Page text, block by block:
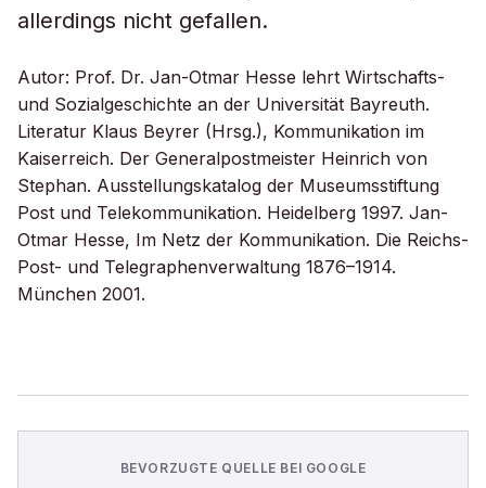
allerdings nicht gefallen.
Autor: Prof. Dr. Jan-Otmar Hesse lehrt Wirtschafts-
und Sozialgeschichte an der Universität Bayreuth.
Literatur Klaus Beyrer (Hrsg.), Kommunikation im
Kaiserreich. Der Generalpostmeister Heinrich von
Stephan. Ausstellungskatalog der Museumsstiftung
Post und Telekommunikation. Heidelberg 1997. Jan-
Otmar Hesse, Im Netz der Kommunikation. Die Reichs-
Post- und Telegraphenverwaltung 1876–1914.
München 2001.
BEVORZUGTE QUELLE BEI GOOGLE